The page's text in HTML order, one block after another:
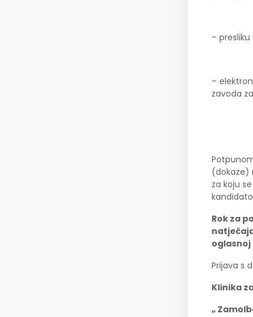
–
–
zavoda
(dokaze)
za koju
Rok za
oglasnoj
Prijava s
Klinika
„